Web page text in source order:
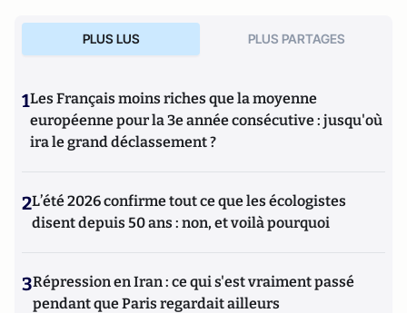
PLUS LUS PLUS PARTAGES
1Les Français moins riches que la moyenne
européenne pour la 3e année consécutive : jusqu'où
ira le grand déclassement ?
2L’été 2026 confirme tout ce que les écologistes
disent depuis 50 ans : non, et voilà pourquoi
3Répression en Iran : ce qui s'est vraiment passé
pendant que Paris regardait ailleurs